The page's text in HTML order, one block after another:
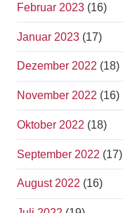
Februar 2023 (16)
Januar 2023 (17)
Dezember 2022 (18)
November 2022 (16)
Oktober 2022 (18)
September 2022 (17)
August 2022 (16)